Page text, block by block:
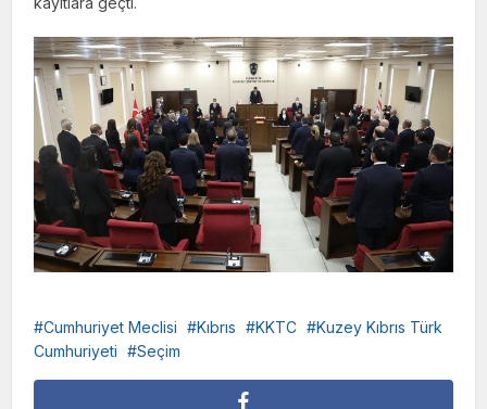
Cumhuriyet Meclisi Kıbrıs KKTC
Kuzey Kıbrıs Türk
Cumhuriyeti
Seçim